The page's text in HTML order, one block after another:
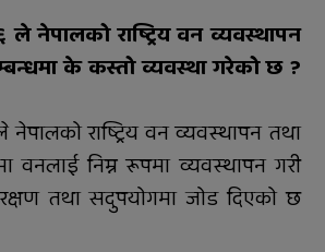
नेपालको राष्ट्रिय वन व्यवस्थापन
के कस्तो व्यवस्था गरेको छ ?
राष्ट्रिय वन व्यवस्थापन तथा
वनलाई निम्न रूपमा व्यवस्थापन गरी
तथा सदुपयोगमा जोड दिएको छ